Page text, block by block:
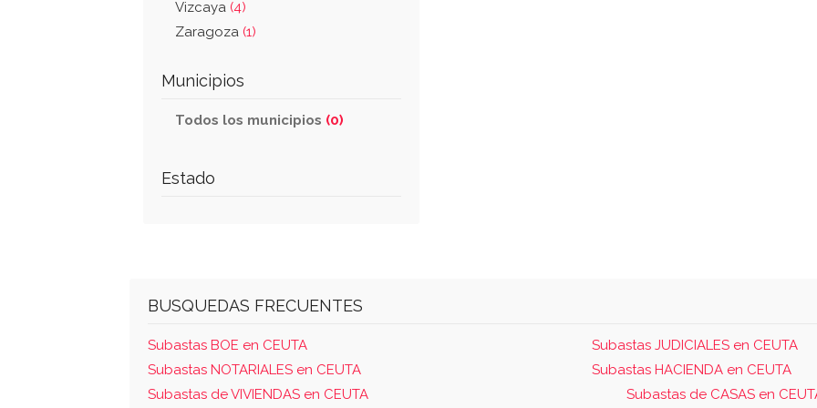
Vizcaya (4)
Zaragoza (1)
Municipios
Todos los municipios (0)
Estado
BUSQUEDAS FRECUENTES
Subastas BOE en CEUTA
Subastas JUDICIALES en CEUTA
Subastas NOTARIALES en CEUTA
Subastas HACIENDA en CEUTA
Subastas de VIVIENDAS en CEUTA
Subastas de CASAS en